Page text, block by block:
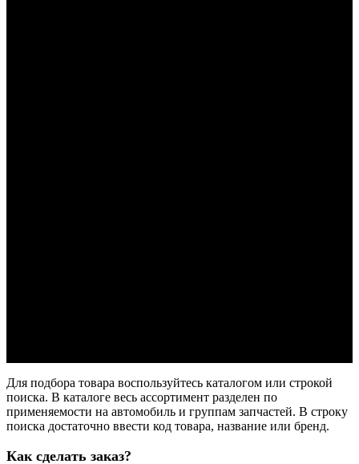
Для подбора товара воспользуйтесь каталогом или строкой
поиска. В каталоге весь ассортимент разделен по
применяемости на автомобиль и группам запчастей. В строку
поиска достаточно ввести код товара, название или бренд.
Как сделать заказ?